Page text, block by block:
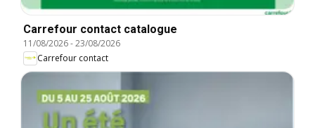
Carrefour contact catalogue
11/08/2026-23/08/2026
Carrefour contact